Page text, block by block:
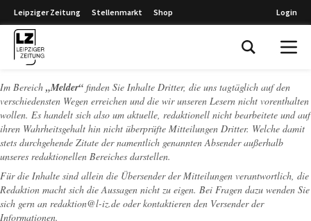
Leipziger Zeitung Stellenmarkt Shop Login
Im Bereich „Melder“ finden Sie Inhalte Dritter, die uns tagtäglich auf den
verschiedensten Wegen erreichen und die wir unseren Lesern nicht vorenthalten
wollen. Es handelt sich also um aktuelle, redaktionell nicht bearbeitete und auf
ihren Wahrheitsgehalt hin nicht überprüfte Mitteilungen Dritter. Welche damit
stets durchgehende Zitate der namentlich genannten Absender außerhalb
unseres redaktionellen Bereiches darstellen.
Für die Inhalte sind allein die Übersender der Mitteilungen verantwortlich, die
Redaktion macht sich die Aussagen nicht zu eigen. Bei Fragen dazu wenden Sie
sich gern an redaktion@l-iz.de oder kontaktieren den Versender der
Informationen.